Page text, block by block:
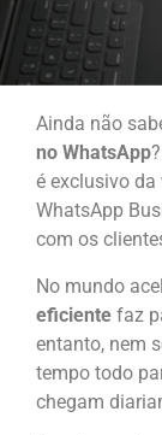
Ainda não
no WhatsApp
é exclusivo
WhatsApp
com os
No mundo
eficiente faz
entanto, nem
tempo todo
chegam